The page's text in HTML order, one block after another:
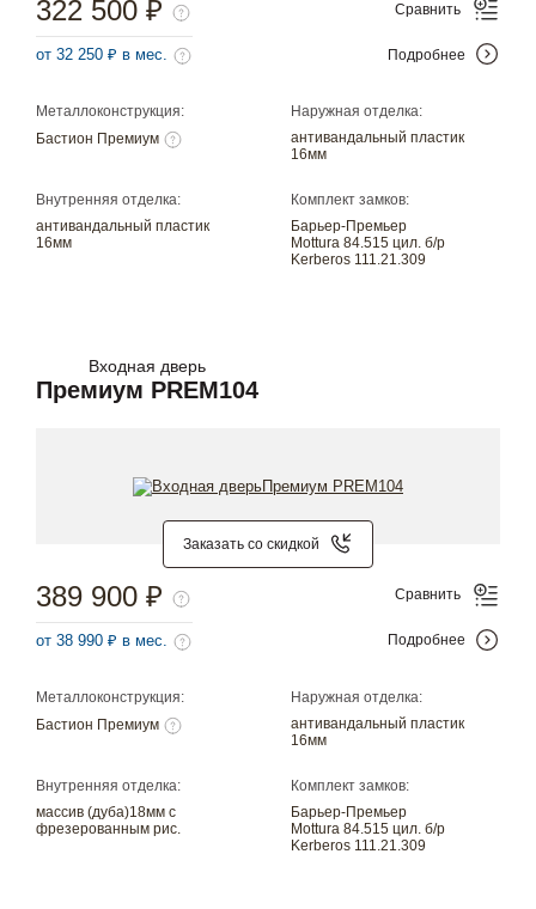
Металлоконструкция:
Бастион Премиум
Наружная отделка:
антивандальный пластик
16мм
Внутренняя отделка:
антивандальный пластик
16мм
Комплект замков:
Барьер-Премьер
Mottura 84.515 цил. б/р
Kerberos 111.21.309
322 500 ₽
от 32 250 ₽ в мес.
Сравнить
Подробнее
Входная дверь
Премиум PREM104
Заказать со скидкой
Металлоконструкция:
Бастион Премиум
Наружная отделка:
антивандальный пластик
16мм
Внутренняя отделка:
массив (дуба)18мм с
фрезерованным рис.
Комплект замков:
Барьер-Премьер
Mottura 84.515 цил. б/р
Kerberos 111.21.309
389 900 ₽
от 38 990 ₽ в мес.
Сравнить
Подробнее